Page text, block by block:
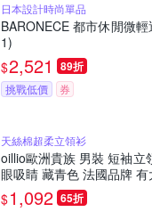
日本設計時尚單品
BARONECE 都市休閒微
1)
$2,521 89折
挑戰低價 券
天絲棉超柔立領衫
oillio歐洲貴族 男裝 短袖立
眼吸睛 藏青色 法國品牌 有
$1,092 65折